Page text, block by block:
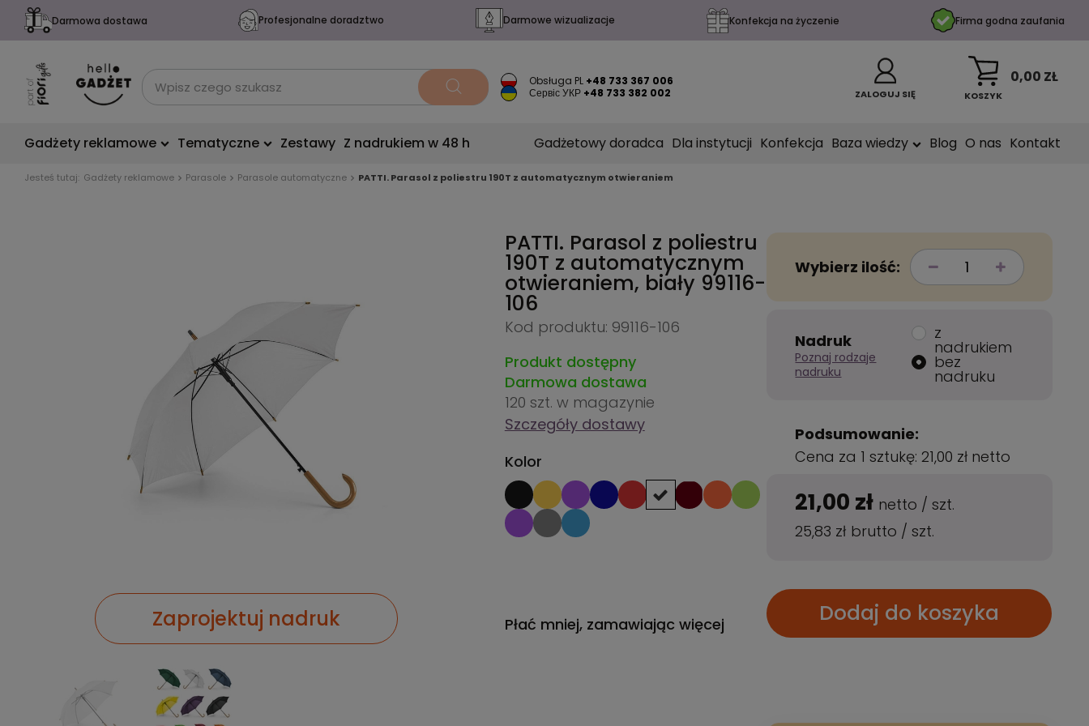
Darmowa dostawa Profesjonalne doradztwo Darmowe wizualizacje Konfekcja na życzenie Firma godna zaufania
Obsługa PL +48 733 367 006
Сервіс УКР +48 733 382 002 ZALOGUJ SIĘ KOSZYK
0,00 ZŁ
Gadżety reklamowe Tematyczne Zestawy Z nadrukiem w 48 h Gadżetowy doradca Dla instytucji Konfekcja Baza wiedzy Blog O nas Kontakt
Jesteś tutaj: Gadżety reklamowe Parasole Parasole automatyczne PATTI. Parasol z poliestru 190T z automatycznym otwieraniem
Zaprojektuj nadruk
PATTI. Parasol z poliestru
190T z automatycznym
otwieraniem, biały 99116-
106
Kod produktu: 99116-106
Produkt dostępny
Darmowa dostawa
120 szt. w magazynie
Szczegóły dostawy
Kolor
Płać mniej, zamawiając więcej
Wybierz ilość:
Nadruk
Poznaj rodzaje
nadruku
z
nadrukiem
bez
nadruku
Podsumowanie:
Cena za 1 sztukę:21,00 zł netto
21,00 zł netto /szt.
25,83 zł brutto /szt.
Dodaj do koszyka